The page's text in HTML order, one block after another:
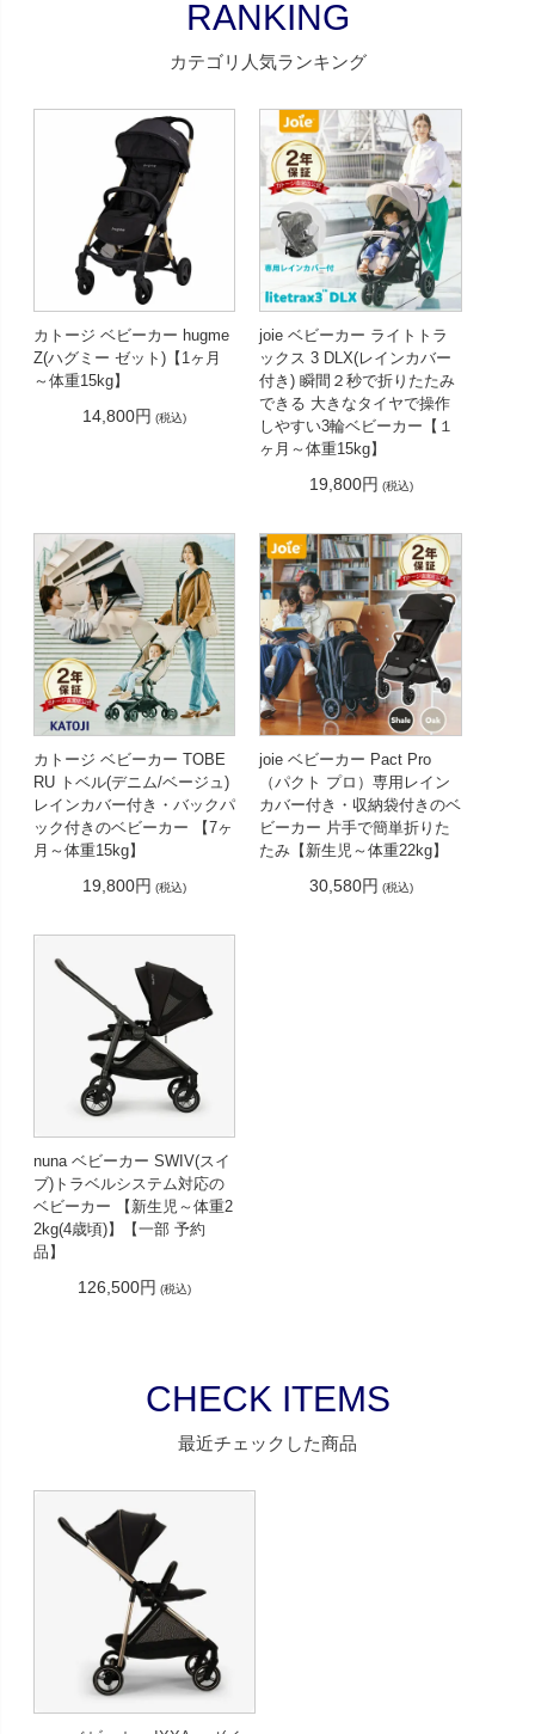
RANKING
カテゴリ人気ランキング
カトージ ベビーカー hugme
Z(ハグミー ゼット)【1ヶ月
～体重15kg】
14,800円 (税込)
joie ベビーカー ライトトラ
ックス 3 DLX(レインカバー
付き) 瞬間２秒で折りたたみ
できる 大きなタイヤで操作
しやすい3輪ベビーカー【１
ヶ月～体重15kg】
19,800円 (税込)
カトージ ベビーカー TOBE
RU トベル(デニム/ベージュ)
レインカバー付き・バックパ
ック付きのベビーカー 【7ヶ
月～体重15kg】
19,800円 (税込)
joie ベビーカー Pact Pro
（パクト プロ）専用レイン
カバー付き・収納袋付きのベ
ビーカー 片手で簡単折りた
たみ【新生児～体重22kg】
30,580円 (税込)
nuna ベビーカー SWIV(スイ
ブ)トラベルシステム対応の
ベビーカー 【新生児～体重2
2kg(4歳頃)】【一部 予約
品】
126,500円 (税込)
CHECK ITEMS
最近チェックした商品